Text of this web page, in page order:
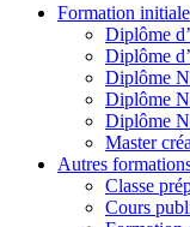
Formation initiale
Diplôme
Diplôme
Diplôme
Diplôme
Diplôme
Master
Autres
Classe
Cours